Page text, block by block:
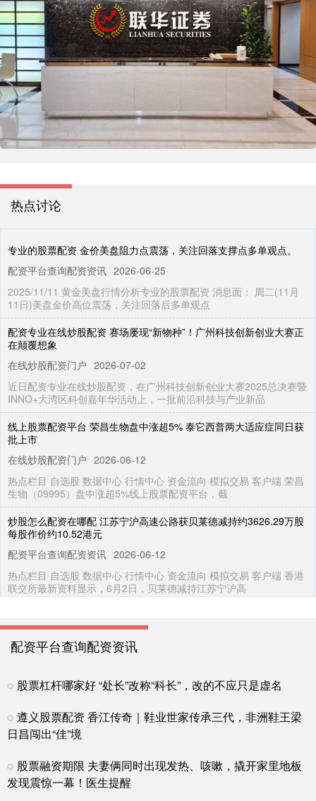
热点讨论
专业的股票配资 金价美盘阻力点震荡，关注回落支撑点多单观点。
配资平台查询配资资讯 2026-06-25
2025/11/11 黄金美盘行情分析专业的股票配资 消息面： 周二(11月
11日)美盘金价高位震荡，关注回落后多单观点
配资专业在线炒股配资 赛场屡现“新物种”！广州科技创新创业大赛正
在颠覆想象
在线炒股配资门户 2026-07-02
近日配资专业在线炒股配资，在广州科技创新创业大赛2025总决赛暨
INNO+大湾区科创嘉年华活动上，一批前沿科技与产业新品
线上股票配资平台 荣昌生物盘中涨超5% 泰它西普两大适应症同日获
批上市
在线炒股配资门户 2026-06-12
热点栏目 自选股 数据中心 行情中心 资金流向 模拟交易 客户端 荣昌
生物（09995）盘中涨超5%线上股票配资平台，截
炒股怎么配资在哪配 江苏宁沪高速公路获贝莱德减持约3626.29万股
每股作价约10.52港元
配资平台查询配资资讯 2026-06-12
热点栏目 自选股 数据中心 行情中心 资金流向 模拟交易 客户端 香港
联交所最新资料显示，6月2日，贝莱德减持江苏宁沪高
爱配资可靠吗 新华社图表，北京，2026年6月6日 2026年高考即将来
回购22.50万股
在线炒股配资门户
快递-W（02057）发布公告，于2026年6月8
股票交易平台排名 《歌手2026》首播收视第一，下周JessieJ惊喜袭
配资平台查询配资资讯
股票杠杆哪家好 “处长”改称“科长”，改的不应只是虚名
遵义股票配资 香江传奇｜鞋业世家传承三代，非洲鞋王梁
日昌闯出“佳”境
股票融资期限 夫妻俩同时出现发热、咳嗽，撬开家里地板
发现震惊一幕！医生提醒